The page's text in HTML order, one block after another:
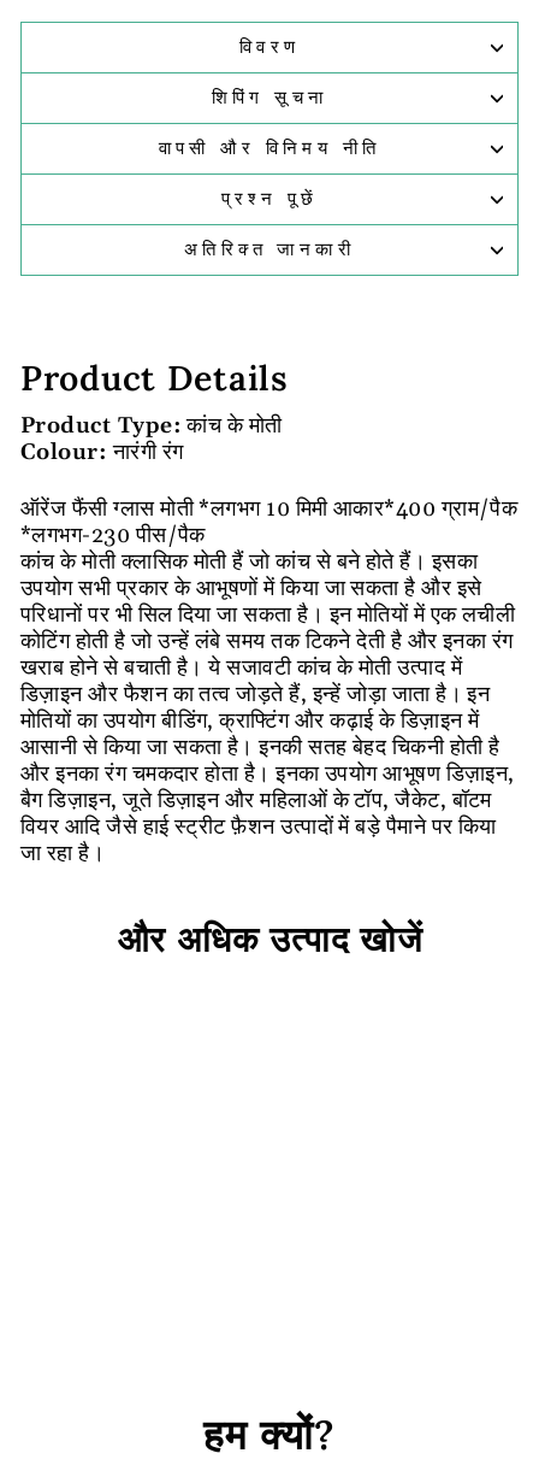
विवरण
शिपिंग सूचना
वापसी और विनिमय नीति
प्रश्न पूछें
अतिरिक्त जानकारी
Product Details
Product Type:कांच के मोती
Colour:नारंगी रंग
ऑरेंज फैंसी ग्लास मोती *लगभग 10 मिमी आकार*400 ग्राम/पैक
*लगभग-230 पीस/पैक
कांच के मोती क्लासिक मोती हैं जो कांच से बने होते हैं। इसका
उपयोग सभी प्रकार के आभूषणों में किया जा सकता है और इसे
परिधानों पर भी सिल दिया जा सकता है। इन मोतियों में एक लचीली
कोटिंग होती है जो उन्हें लंबे समय तक टिकने देती है और इनका रंग
खराब होने से बचाती है। ये सजावटी कांच के मोती उत्पाद में
डिज़ाइन और फैशन का तत्व जोड़ते हैं, इन्हें जोड़ा जाता है। इन
मोतियों का उपयोग बीडिंग, क्राफ्टिंग और कढ़ाई के डिज़ाइन में
आसानी से किया जा सकता है। इनकी सतह बेहद चिकनी होती है
और इनका रंग चमकदार होता है। इनका उपयोग आभूषण डिज़ाइन,
बैग डिज़ाइन, जूते डिज़ाइन और महिलाओं के टॉप, जैकेट, बॉटम
वियर आदि जैसे हाई स्ट्रीट फ़ैशन उत्पादों में बड़े पैमाने पर किया
जा रहा है।
और अधिक उत्पाद खोजें
हम क्यों?